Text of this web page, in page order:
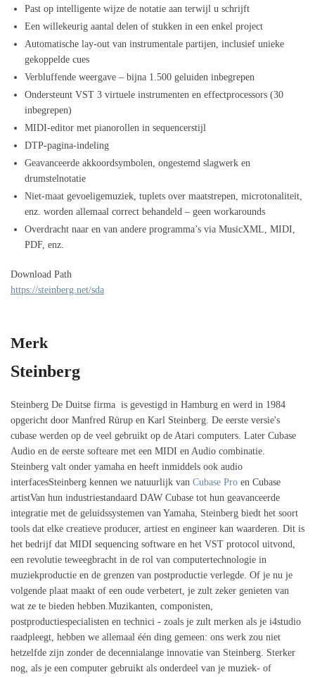
Past op intelligente wijze de notatie aan terwijl u schrijft
Een willekeurig aantal delen of stukken in een enkel project
Automatische lay-out van instrumentale partijen, inclusief unieke
gekoppelde cues
Verbluffende weergave – bijna 1.500 geluiden inbegrepen
Ondersteunt VST 3 virtuele instrumenten en effectprocessors (30
inbegrepen)
MIDI-editor met pianorollen in sequencerstijl
DTP-pagina-indeling
Geavanceerde akkoordsymbolen, ongestemd slagwerk en
drumstelnotatie
Niet-maat gevoeligemuziek, tuplets over maatstrepen, microtonaliteit,
enz. worden allemaal correct behandeld – geen workarounds
Overdracht naar en van andere programma’s via MusicXML, MIDI,
PDF, enz.
Download Path
https://steinberg.net/sda
Merk
Steinberg
Steinberg De Duitse firma is gevestigd in Hamburg en werd in 1984
opgericht door Manfred Rürup en Karl Steinberg. De eerste versie's
cubase werden op de veel gebruikt op de Atari computers. Later Cubase
Audio en de eerste softeare met een MIDI en Audio combinatie.
Steinberg valt onder yamaha en heeft inmiddels ook audio
interfacesSteinberg kennen we natuurlijk van Cubase Pro en Cubase
artistVan hun industriestandaard DAW Cubase tot hun geavanceerde
integratie met de geluidssystemen van Yamaha, Steinberg biedt het soort
tools dat elke creatieve producer, artiest en engineer kan waarderen. Dit is
het bedrijf dat MIDI sequencing software en het VST protocol uitvond,
een revolutie teweegbracht in de rol van computertechnologie in
muziekproductie en de grenzen van postproductie verlegde. Of je nu je
volgende plaat maakt of een oude verbetert, je zult zeker genieten van
wat ze te bieden hebben.Muzikanten, componisten,
postproductiespecialisten en technici - zoals je zult merken als je i4studio
raadpleegt, hebben we allemaal één ding gemeen: ons werk zou niet
hetzelfde zijn zonder de decennialange innovatie van Steinberg. Sterker
nog, als je een computer gebruikt als onderdeel van je muziek- of